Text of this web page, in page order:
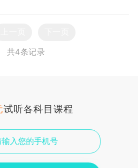
共4条记录
试听各科目课程